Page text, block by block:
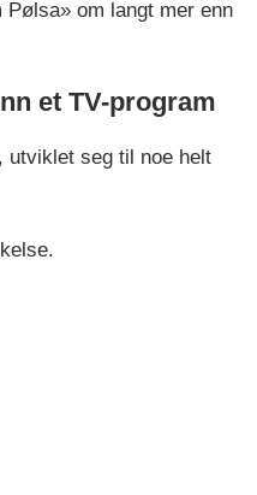
Pølsa» om langt mer enn
et TV-program
utviklet seg til noe helt